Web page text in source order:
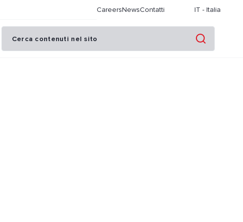
CareersNewsContatti IT - Italia